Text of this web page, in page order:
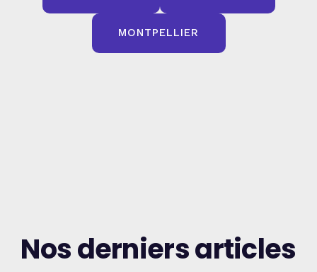
MONTPELLIER
Nos derniers articles